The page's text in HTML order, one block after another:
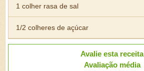
1 colher rasa de sal
1/2 colheres de açúcar
Avalie esta receita
Avaliação média